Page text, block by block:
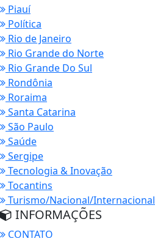
Piauí
Política
Rio de Janeiro
Rio Grande do Norte
Rio Grande Do Sul
Rondônia
Roraima
Santa Catarina
São Paulo
Saúde
Sergipe
Tecnologia & Inovação
Tocantins
Turismo/Nacional/Internacional
INFORMAÇÕES
CONTATO